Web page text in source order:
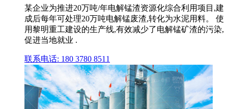
某企业为推进20万吨/年电解锰渣资源化综合利用项目,建
成后每年可处理20万吨电解锰废渣,转化为水泥用料。 使
用黎明重工建设的生产线,有效减少了电解锰矿渣的污染,
促进当地就业 .
联系电话: 180 3780 8511